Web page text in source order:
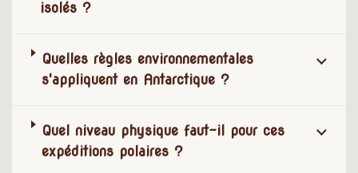
isolés ?
Quelles règles environnementales
s'appliquent en Antarctique ?
Quel niveau physique faut-il pour ces
expéditions polaires ?